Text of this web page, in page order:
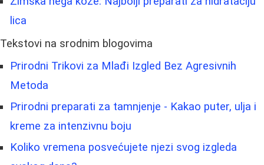
lica
Tekstovi na srodnim blogovima
Prirodni Trikovi za Mlađi Izgled Bez Agresivnih
Metoda
Prirodni preparati za tamnjenje - Kakao puter, ulja i
kreme za intenzivnu boju
Koliko vremena posvećujete njezi svog izgleda